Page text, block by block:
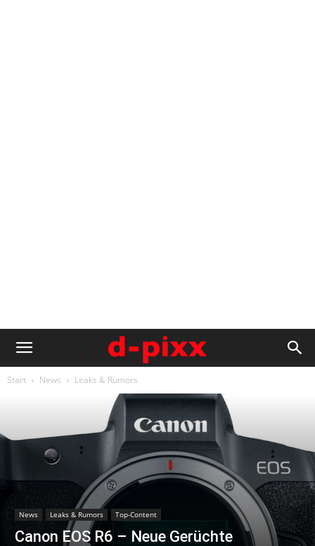
Start News Leaks & Rumors
News Leaks & Rumors Top-Content
Canon EOS R6 – Neue Gerüchte